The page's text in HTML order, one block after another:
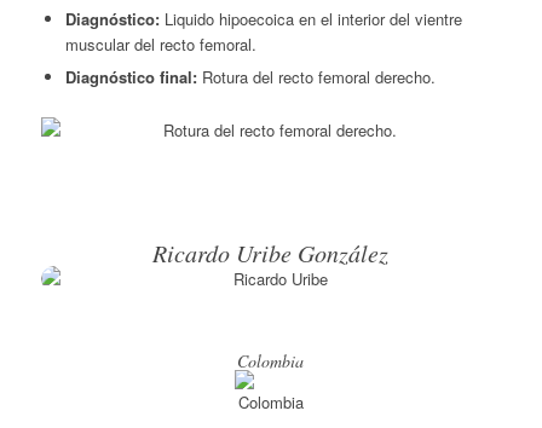
Diagnóstico:Liquido hipoecoica en el interior del vientre
muscular del recto femoral.
Diagnóstico final:Rotura del recto femoral derecho.
Ricardo Uribe González
Colombia